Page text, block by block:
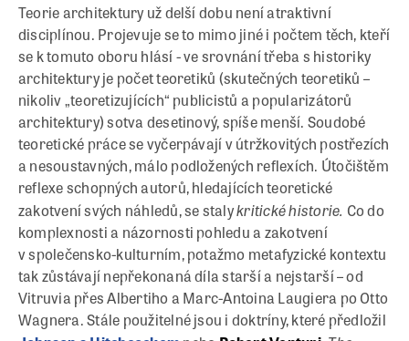
Teorie architektury už delší dobu není atraktivní
disciplínou. Projevuje se to mimo jiné i počtem těch, kteří
se k tomuto oboru hlásí - ve srovnání třeba s historiky
architektury je počet teoretiků (skutečných teoretiků –
nikoliv „teoretizujících“ publicistů a popularizátorů
architektury) sotva desetinový, spíše menší. Soudobé
teoretické práce se vyčerpávají v útržkovitých postřezích
a nesoustavných, málo podložených reflexích. Útočištěm
reflexe schopných autorů, hledajících teoretické
zakotvení svých náhledů, se stalykritické historie. Co do
komplexnosti a názornosti pohledu a zakotvení
v společensko-kulturním, potažmo metafyzické kontextu
tak zůstávají nepřekonaná díla starší a nejstarší – od
Vitruvia přes Albertiho a Marc-Antoina Laugiera po Otto
Wagnera. Stále použitelné jsou i doktríny, které předložil